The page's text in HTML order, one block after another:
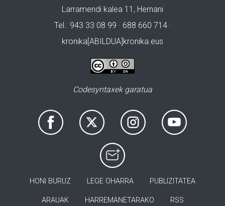
Larramendi kalea 11, Hernani
Tel.: 943 33 08 99 · 688 660 714 ·
kronika[ABILDUA]kronika.eus
Codesyntaxek garatua
HONI BURUZ LEGE OHARRA PUBLIZITATEA
ARAUAK HARREMANETARAKO RSS